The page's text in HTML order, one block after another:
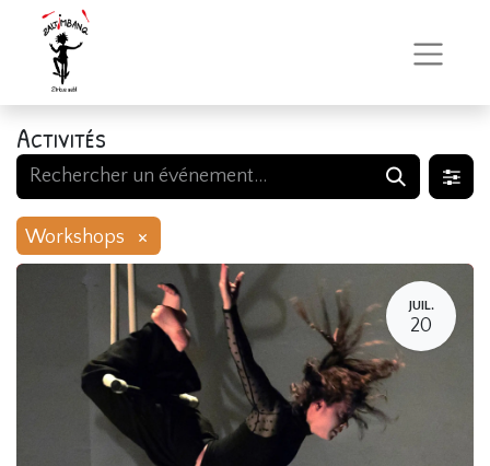
Activités
Workshops ×
JUIL.
20